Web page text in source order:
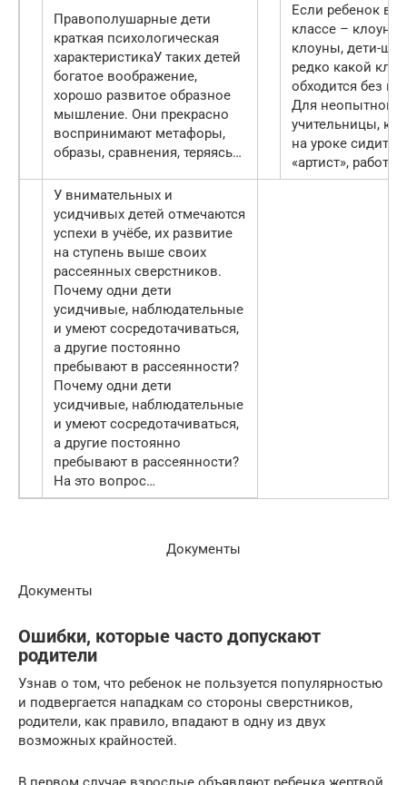
Правополушарные дети
краткая психологическая
характеристикаУ таких детей
богатое воображение,
хорошо развитое образное
мышление. Они прекрасно
воспринимают метафоры,
образы, сравнения, теряясь…
Если ребенок в
классе – клоун
клоуны, дети-
редко какой
обходится без
Для неопытной
учительницы,
на уроке сидит
«артист», работа…
У внимательных и
усидчивых детей отмечаются
успехи в учёбе, их развитие
на ступень выше своих
рассеянных сверстников.
Почему одни дети
усидчивые, наблюдательные
и умеют сосредотачиваться,
а другие постоянно
пребывают в рассеянности?
Почему одни дети
усидчивые, наблюдательные
и умеют сосредотачиваться,
а другие постоянно
пребывают в рассеянности?
На это вопрос…
Документы
Документы
Ошибки, которые часто допускают
родители
Узнав о том, что ребенок не пользуется популярностью
и подвергается нападкам со стороны сверстников,
родители, как правило, впадают в одну из двух
возможных крайностей.